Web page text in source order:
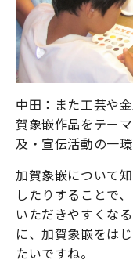
中田：また工芸や
賀象嵌作品をテー
及・宣伝活動の一
加賀象嵌について
したりすることで
いただきやすくな
に、加賀象嵌をは
たいですね。